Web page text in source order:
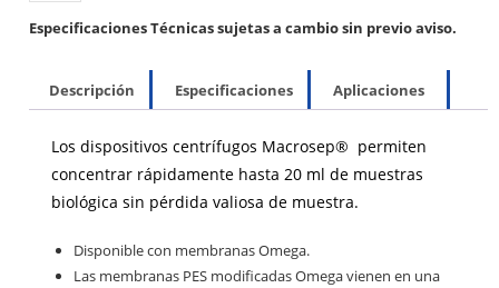
Especificaciones Técnicas sujetas a cambio sin previo aviso.
Descripción Especificaciones Aplicaciones
Los dispositivos centrífugos Macrosep® permiten
concentrar rápidamente hasta 20 ml de muestras
biológica sin pérdida valiosa de muestra.
Disponible con membranas Omega.
Las membranas PES modificadas Omega vienen en una